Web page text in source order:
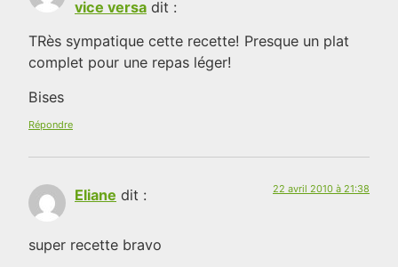
vice versa dit :
TRès sympatique cette recette! Presque un plat
complet pour une repas léger!
Bises
Répondre
Eliane dit : 22 avril 2010 à 21:38
super recette bravo